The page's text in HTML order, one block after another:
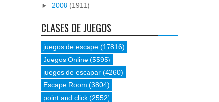
► 2008 (1911)
CLASES DE JUEGOS
juegos de escape (17816)
Juegos Online (5595)
juegos de escapar (4260)
Escape Room (3804)
point and click (2552)